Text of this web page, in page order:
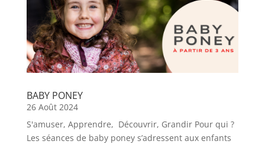
BABY PONEY
26 Août 2024
S'amuser, Apprendre, Découvrir, Grandir Pour qui ?
Les séances de baby poney s’adressent aux enfants